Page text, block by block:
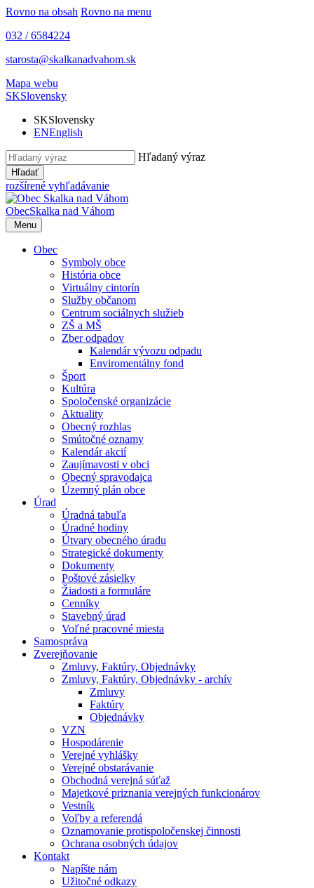
Rovno na obsah Rovno na menu
032 / 6584224
starosta@skalkanadvahom.sk
Mapa webu
SKSlovensky
SKSlovensky
ENEnglish
Hľadaný výraz
Hľadať
rozšírené vyhľadávanie
ObecSkalka nad Váhom
Menu
Obec
Symboly obce
História obce
Virtuálny cintorín
Služby občanom
Centrum sociálnych služieb
ZŠ a MŠ
Zber odpadov
Kalendár vývozu odpadu
Enviromentálny fond
Šport
Kultúra
Spoločenské organizácie
Aktuality
Obecný rozhlas
Smútočné oznamy
Kalendár akcií
Zaujímavosti v obci
Obecný spravodajca
Územný plán obce
Úrad
Úradná tabuľa
Úradné hodiny
Útvary obecného úradu
Strategické dokumenty
Dokumenty
Poštové zásielky
Žiadosti a formuláre
Cenníky
Stavebný úrad
Voľné pracovné miesta
Samospráva
Zverejňovanie
Zmluvy, Faktúry, Objednávky
Zmluvy, Faktúry, Objednávky - archív
Zmluvy
Faktúry
Objednávky
VZN
Hospodárenie
Verejné vyhlášky
Verejné obstarávanie
Obchodná verejná súťaž
Majetkové priznania verejných funkcionárov
Vestník
Voľby a referendá
Oznamovanie protispoločenskej činnosti
Ochrana osobných údajov
Kontakt
Napíšte nám
Užitočné odkazy